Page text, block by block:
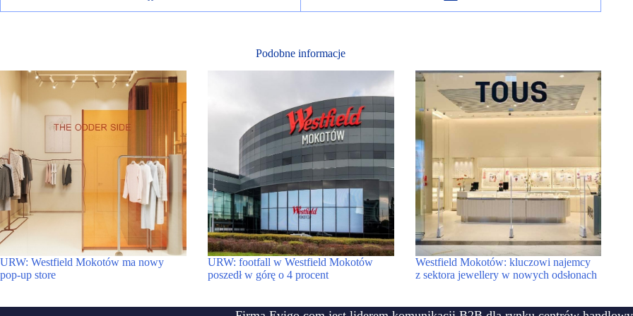
Podobne informacje
URW: Westfield Mokotów ma nowy
pop-up store
URW: footfall w Westfield Mokotów
poszedł w górę o 4 procent
Westfield Mokotów: kluczowi najemcy
z sektora jewellery w nowych odsłonach